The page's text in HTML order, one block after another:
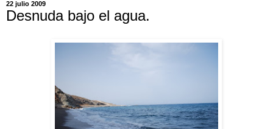
22 julio 2009
Desnuda bajo el agua.